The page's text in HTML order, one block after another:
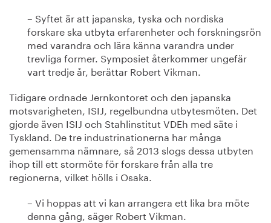
– Syftet är att japanska, tyska och nordiska
forskare ska utbyta erfarenheter och forskningsrön
med varandra och lära känna varandra under
trevliga former. Symposiet återkommer ungefär
vart tredje år, berättar Robert Vikman.
Tidigare ordnade Jernkontoret och den japanska
motsvarigheten, ISIJ, regelbundna utbytesmöten. Det
gjorde även ISIJ och Stahlinstitut VDEh med säte i
Tyskland. De tre industrinationerna har många
gemensamma nämnare, så 2013 slogs dessa utbyten
ihop till ett stormöte för forskare från alla tre
regionerna, vilket hölls i Osaka.
– Vi hoppas att vi kan arrangera ett lika bra möte
denna gång, säger Robert Vikman.